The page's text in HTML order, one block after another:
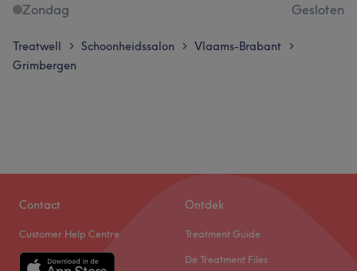
Zondag
Gesloten
Treatwell > Schoonheidssalon > Vlaams-Brabant >
Grimbergen
Contact
Customer Help Centre
Ontdek
Treatment Guide
De Treatment Files